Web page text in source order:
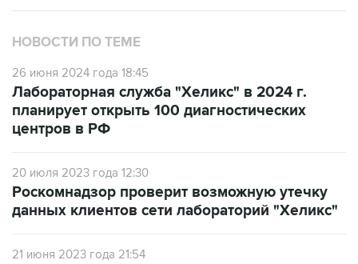
НОВОСТИ ПО ТЕМЕ
26 июня 2024 года 18:45
Лабораторная служба "Хеликс" в 2024 г.
планирует открыть 100 диагностических
центров в РФ
20 июля 2023 года 12:30
Роскомнадзор проверит возможную утечку
данных клиентов сети лабораторий "Хеликс"
21 июня 2023 года 21:54